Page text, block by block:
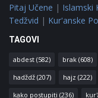
Pitaj Učene | Islamski
Tedžvid | Kur'anske
TAGOVI
abdest (582) brak (608)
hadždž (207) hajz (222)
kako postupiti (236)